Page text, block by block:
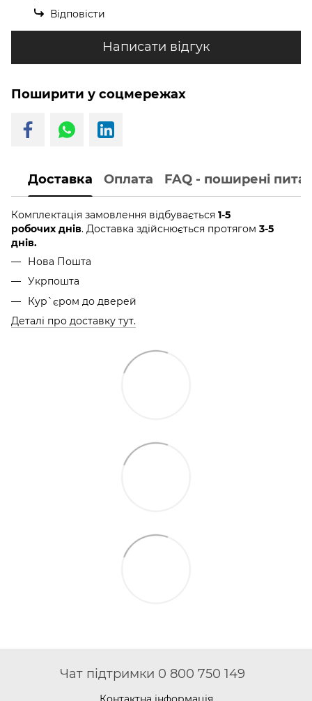
Відповісти
Написати відгук
Поширити у соцмережах
Доставка Оплата FAQ - поширені
Комплектація замовлення відбувається 1-5
робочих днів. Доставка здійснюється протягом 3-5
днів.
Нова Пошта
Укрпошта
Кур`єром до дверей
Деталі про доставку тут.
Чат підтримки 0 800 750 149